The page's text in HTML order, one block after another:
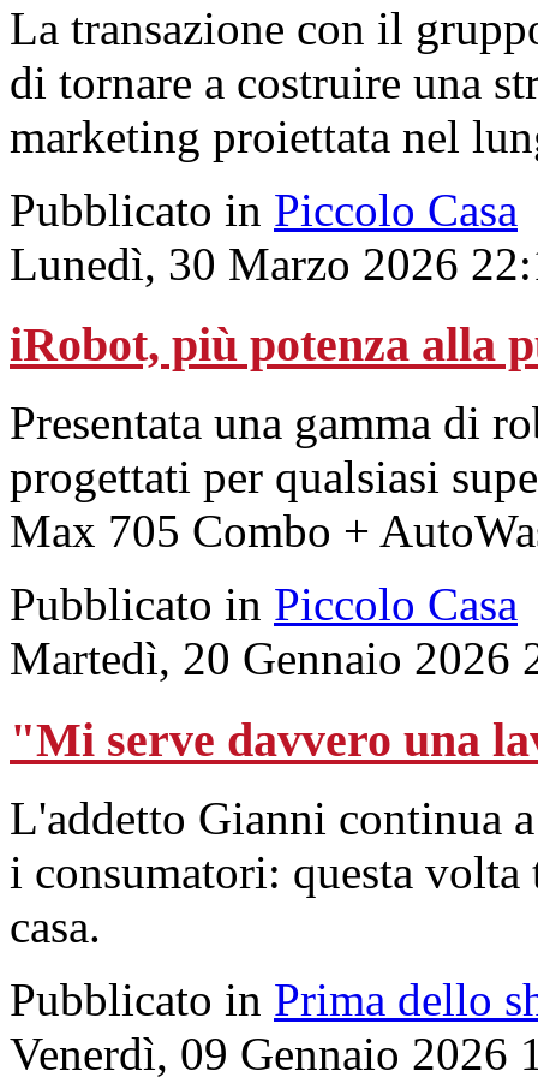
La transazione con il
di tornare a costruire una
marketing proiettata nel
Pubblicato in Piccolo Casa
Lunedì, 30 Marzo 2026
iRobot, più potenza alla
Presentata una gamma di
progettati per qualsiasi
Max 705 Combo +
Pubblicato in Piccolo Casa
Martedì, 20 Gennaio 2026
"Mi serve davvero una
L'addetto Gianni continua
i consumatori: questa
casa.
Pubblicato in Prima dello
Venerdì, 09 Gennaio 2026